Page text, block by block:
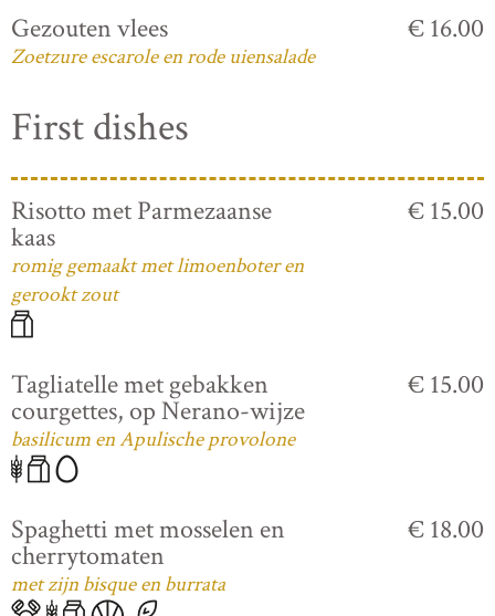
Gezouten vlees
Zoetzure escarole en rode uiensalade
€ 16.00
First dishes
Risotto met Parmezaanse
kaas
romig gemaakt met limoenboter en
gerookt zout
€ 15.00
Tagliatelle met gebakken
courgettes, op Nerano-wijze
basilicum en Apulische provolone
€ 15.00
Spaghetti met mosselen en
cherrytomaten
met zijn bisque en burrata
€ 18.00